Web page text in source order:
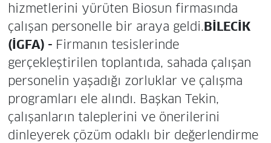
hizmetlerini yürüten Biosun firmasında
çalışan personelle bir araya geldi.BİLECİK
(İGFA) - Firmanın tesislerinde
gerçekleştirilen toplantıda, sahada çalışan
personelin yaşadığı zorluklar ve çalışma
programları ele alındı. Başkan Tekin,
çalışanların taleplerini ve önerilerini
dinleyerek çözüm odaklı bir değerlendirme